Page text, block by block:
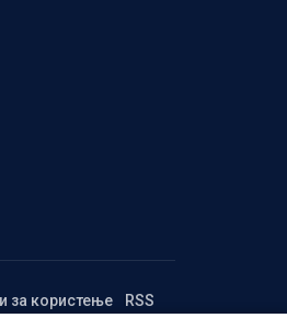
за користење RSS